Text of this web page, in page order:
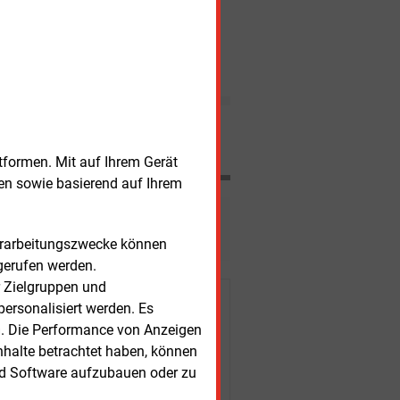
Mit auf Ihrem Gerät
sowie basierend auf Ihrem
können
werden.
und
werden. Es
Performance von Anzeigen
betrachtet haben, können
Software aufzubauen oder zu
Kunden